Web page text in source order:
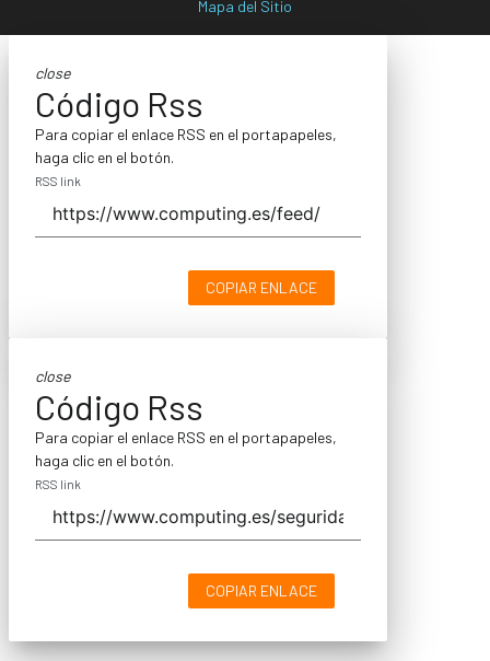
Mapa del Sitio
close
Código Rss
Para copiar el enlace RSS en el portapapeles,
haga clic en el botón.
RSS link
COPIAR ENLACE
close
Código Rss
Para copiar el enlace RSS en el portapapeles,
haga clic en el botón.
RSS link
COPIAR ENLACE